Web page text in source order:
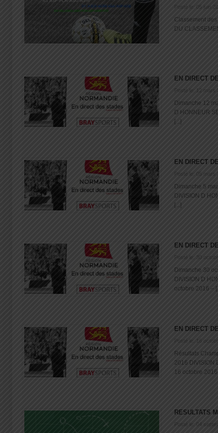
Posté le: 05 juin
Classement
DU
EN DIRECT
Posté le: 12 mars
Dimanche 12
D HONNEUR
[...]
EN DIRECT
Posté le: 05 mars
Dimanche 5
DIVISION D
[...]
EN DIRECT
Posté le: 30
Dimanche 30
DIVISION D
octobre 2016 –
EN DIRECT
Posté le: 16
Résultats
2016 DIVISION
16 octobre 2016
RESULTATS
Posté le: 04